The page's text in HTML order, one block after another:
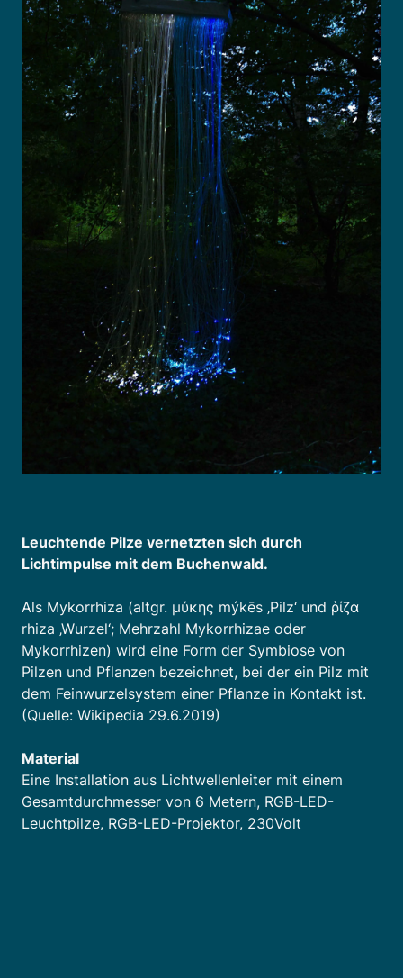
Leuchtende Pilze vernetzten sich durch
Lichtimpulse mit dem Buchenwald.
Als Mykorrhiza (altgr. μύκης mýkēs ‚Pilz‘ und ῥίζα
rhiza ‚Wurzel‘; Mehrzahl Mykorrhizae oder
Mykorrhizen) wird eine Form der Symbiose von
Pilzen und Pflanzen bezeichnet, bei der ein Pilz mit
dem Feinwurzelsystem einer Pflanze in Kontakt ist.
(Quelle: Wikipedia 29.6.2019)
Material
Eine Installation aus Lichtwellenleiter mit einem
Gesamtdurchmesser von 6 Metern, RGB-LED-
Leuchtpilze, RGB-LED-Projektor, 230Volt